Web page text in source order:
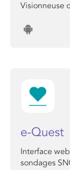
Visionneuse
e-Quest
Interface
sondages